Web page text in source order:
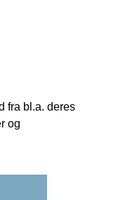
fra bl.a. deres
og